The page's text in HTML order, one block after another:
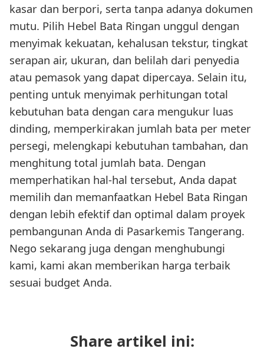
kasar dan berpori, serta tanpa adanya dokumen
mutu. Pilih Hebel Bata Ringan unggul dengan
menyimak kekuatan, kehalusan tekstur, tingkat
serapan air, ukuran, dan belilah dari penyedia
atau pemasok yang dapat dipercaya. Selain itu,
penting untuk menyimak perhitungan total
kebutuhan bata dengan cara mengukur luas
dinding, memperkirakan jumlah bata per meter
persegi, melengkapi kebutuhan tambahan, dan
menghitung total jumlah bata. Dengan
memperhatikan hal-hal tersebut, Anda dapat
memilih dan memanfaatkan Hebel Bata Ringan
dengan lebih efektif dan optimal dalam proyek
pembangunan Anda di Pasarkemis Tangerang.
Nego sekarang juga dengan menghubungi
kami, kami akan memberikan harga terbaik
sesuai budget Anda.
Share artikel ini: